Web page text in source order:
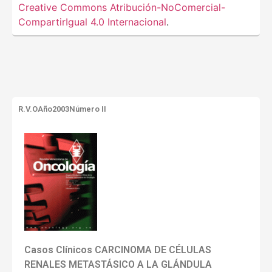
Creative Commons Atribución-NoComercial-
CompartirIgual 4.0 Internacional.
R.V.OAño2003Número II
Casos Clínicos CARCINOMA DE CÉLULAS
RENALES METASTÁSICO A LA GLÁNDULA